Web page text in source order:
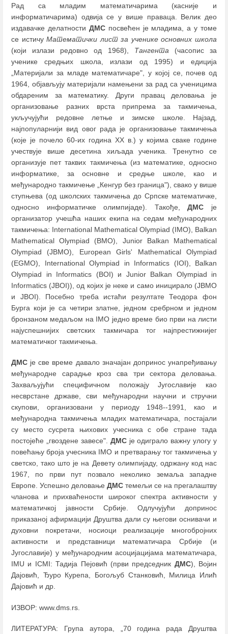
Рад са младим математичарима (касније и
информатичарима) одвија се у више праваца. Велик део
издавачке делатности ДМСпосвећен је младима, а у томе
се истичуМатематички лист за ученике основних школа
(који излази редовно од 1968), Тангента (часопис за
ученике средњих школа, излази од 1995) и едиција
„Материјали за младе математичаре", у којој се, почев од
1964, објављују материјали намењени за рад са ученицима
обдареним за математику. Други правац деловања је
организовање разних врста припрема за такмичења,
укључујући редовне летње и зимске школе. Најзад,
најпопуларнији вид овог рада је организовање такмичења
(које је почело 60-их година ХХ в.) у којима сваке године
учествује више десетина хиљада ученика. Тренутно се
организује пет таквих такмичења (из математике, односно
информатике, за основне и средње школе, као и
међународно такмичење „Кенгур без граница"), свако у више
ступњева (од школских такмичења до Српске математичке,
односно информатичке олимпијаде). Такође,ДМС је
организатор учешћа наших екипа на седам међународних
такмичења: International Mathematical Olympiad (IMO), Balkan
Mathematical Olympiad (BMO), Junior Balkan Mathematical
Olympiad (JBMO), European Girls' Mathematical Olympiad
(EGMO), International Olympiad in Informatics (IOI), Balkan
Olympiad in Informatics (BOI) и Junior Balkan Olympiad in
Informatics (JBOI)), од којих је неке и само иницирало (JBMO
и JBOI). Посебно треба истаћи резултате Теодора фон
Бурга који је са четири златне, једном сребрном и једном
бронзаном медаљом на IMO једно време био први на листи
најуспешнијих светских такмичара тог најпрестижнијег
математичког такмичења.
ДМС је све време давало значајан допринос унапређивању
међународне сарадње кроз сва три сектора деловања.
Захваљујући специфичном положају Југославије као
несврстане државе, сви међународни научни и стручни
скупови, организовани у периоду 1948--1991, као и
међународна такмичења младих математичара, постајали
су место сусрета њихових учесника с обе стране тада
постојеће „гвоздене завесе". ДМСје одиграло важну улогу у
повећању броја учесника IMO и претварању тог такмичења у
светско, тако што је на Девету олимпијаду, одржану код нас
1967, по први пут позвало неколико земаља западне
Европе. Успешно деловање ДМС темељи се на прегалаштву
чланова и прихваћености широког спектра активности у
математичкој јавности Србије. Одлучујући допринос
приказаној афирмацији Друштва дали су његови оснивачи и
духовни покретачи, носиоци реализације многобројних
активности и представници математичара Србије (и
Југославије) у међународним асоцијацијама математичара,
IMU и ICMI: Тадија Пејовић (први председник ДМС), Војин
Дајовић, Ђуро Курепа, Богољуб Станковић, Милица Илић
Дајовић и др.
ИЗВОР: www.dms.rs.
ЛИТЕРАТУРА: Група аутора, „70 година рада Друштва